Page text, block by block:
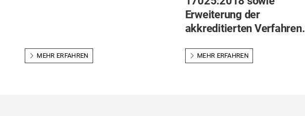
MEHR ERFAHREN
Erweiterung der
akkreditierten Verfahren.
MEHR ERFAHREN